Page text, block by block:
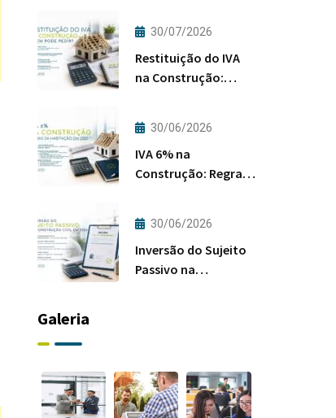
30/07/2026
Restituição do IVA
na Construção:
30/06/2026
IVA 6% na
Construção: Regras
30/06/2026
Inversão do Sujeito
Passivo na
Galeria